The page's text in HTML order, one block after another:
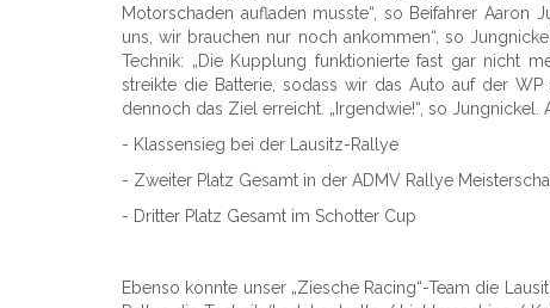
Motorschaden aufladen musste“, so Beifahrer
uns, wir brauchen nur noch ankommen“, so
Technik: „Die Kupplung funktionierte fast gar nicht
streikte die Batterie, sodass wir das Auto auf der
dennoch das Ziel erreicht. „Irgendwie!“, so
- Klassensieg bei der Lausitz-Rallye
- Zweiter Platz Gesamt in der ADMV Rallye
- Dritter Platz Gesamt im Schotter Cup
Ebenso konnte unser „Ziesche Racing“-Team die